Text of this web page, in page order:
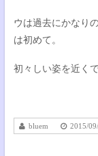
ウは過去にかなり
は初めて。
初々しい姿を近く
bluem 2015/